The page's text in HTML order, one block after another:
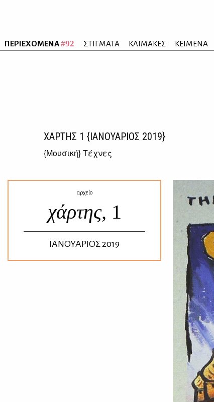
ΠΕΡΙΕΧΟΜΕΝΑ#92 ΣΤΙΓΜΑΤΑ ΚΛΙΜΑΚΕΣ ΚΕΙΜΕΝΑ
ΧΑΡΤΗΣ 1 {ΙΑΝΟΥΑΡΙΟΣ 2019}
{Μουσική} Τέχνες
αρχείο
χάρτης, 1
ΙΑΝΟΥΑΡΙΟΣ 2019